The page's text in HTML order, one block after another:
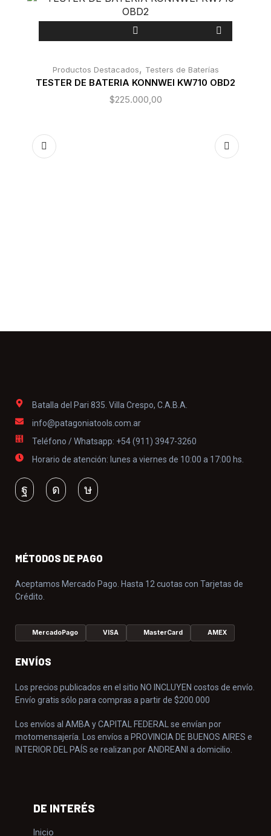
Productos Destacados, Testers de Baterías
TESTER DE BATERIA KONNWEI KW710 OBD2
$225.000,00
Batalla del Pari 835. Villa Crespo, C.A.B.A.
info@patagoniatools.com.ar
Teléfono / Whatsapp: +54 (911) 3947-3260
Horario de atención: lunes a viernes de 10:00 a 17:00 hs.
MÉTODOS DE PAGO
Aceptamos Mercado Pago. Hasta 12 cuotas con Tarjetas de
Crédito.
MercadoPago VISA MasterCard AMEX
ENVÍOS
Los precios publicados en el sitio NO INCLUYEN costos de envío.
Envío gratis sólo para compras a partir de $200.000
Los envíos al AMBA y CAPITAL FEDERAL se envían por
motomensajería. Los envíos a PROVINCIA DE BUENOS AIRES e
INTERIOR DEL PAÍS se realizan por ANDREANI a domicilio.
DE INTERÉS
Inicio